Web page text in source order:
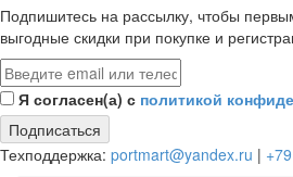
Подпишитесь на рассылку, чтобы
выгодные скидки при покупке и
Я согласен(а) с политикой
Подписаться
Техподдержка: portmart@yandex.ru |